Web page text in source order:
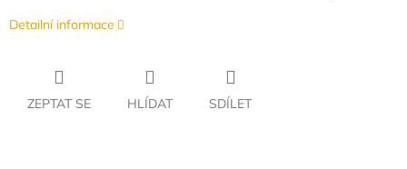
Detailní informace
ZEPTAT SE HLÍDAT SDÍLET